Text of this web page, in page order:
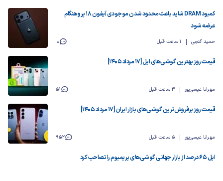
کمبود DRAM شاید باعث محدود شدن موجودی آیفون ۱۸ پرو هنگام
عرضه شود
حمید گنجی 1 ساعت قبل 0
قیمت روز بهترین گوشی‌های اپل [17 مرداد 1405]
مهرانا عیسی‌پور 3 ساعت قبل 51
قیمت روز پرفروش‌ترین گوشی‌های بازار ایران [17 مرداد 1405]
مهرانا عیسی‌پور 5 ساعت قبل 952
اپل ۶۵ درصد از بازار جهانی گوشی‌های پریمیوم را تصاحب کرد